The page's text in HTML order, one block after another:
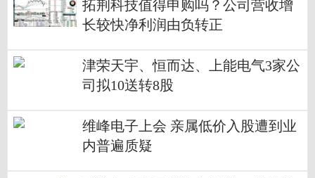
拓荆科技值得申购吗？公司营收增
长较快净利润由负转正
津荣天宇、恒而达、上能电气3家公
司拟10送转8股
维峰电子上会 亲属低价入股遭到业
内普遍质疑